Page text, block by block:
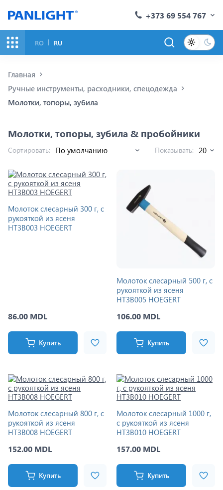
+373 69 554 767
RO RU
Главная
Ручные инструменты, расходники, спецодежда
Молотки, топоры, зубила
Молотки, топоры, зубила & пробойники
Сортировать: Показывать:
Молоток слесарный 300 г, с
рукояткой из ясеня
HT3B003 HOEGERT
86.00 MDL
Купить
Молоток слесарный 500 г, с
рукояткой из ясеня
HT3B005 HOEGERT
106.00 MDL
Купить
Молоток слесарный 800 г, с
рукояткой из ясеня
HT3B008 HOEGERT
152.00 MDL
Купить
Молоток слесарный 1000 г,
с рукояткой из ясеня
HT3B010 HOEGERT
157.00 MDL
Купить